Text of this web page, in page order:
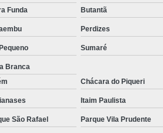
Panetone Trufado de
Panetone Trufado Gourmet
Pirulito de Chocolate Batizado
Pirulito de Chocolate Chá de
de Chocolate Lembrança
de Chocolate Lembrancinha de
Pirulito de Chocolate no Palito
Funda Butantã
Perdizes
Sumaré
Branca
Chácara do Piqueri
Itaim Paulista
São Rafael Parque Vila Prudente